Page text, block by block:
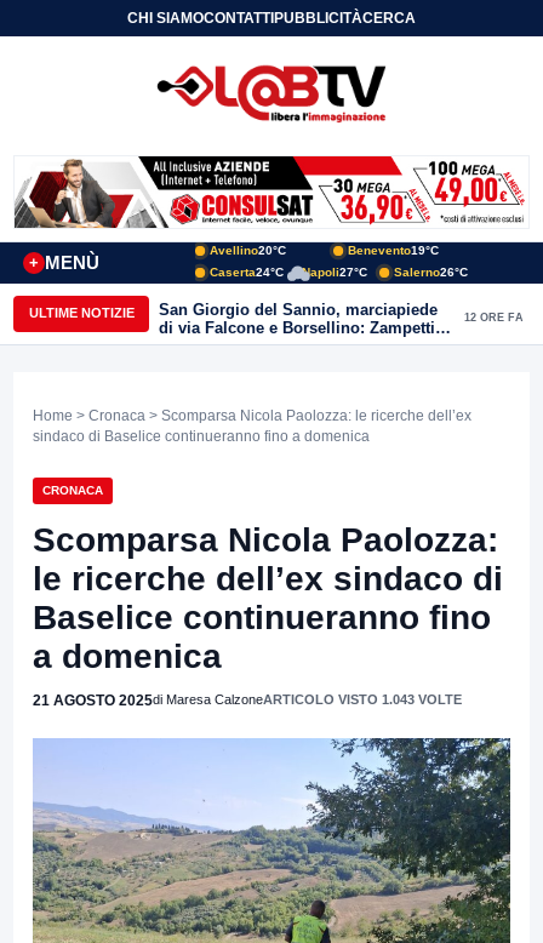
CHI SIAMOCONTATTIPUBBLICITÀCERCA
MENÙ
+
Avellino20°C Benevento19°C
Caserta24°C Napoli27°C Salerno26°C
ULTIME NOTIZIE
San Giorgio del Sannio, marciapiede
di via Falcone e Borsellino: Zampetti e
Lombardi replicano alle polemiche
12 ORE FA
Home > Cronaca > Scomparsa Nicola Paolozza: le ricerche dell’ex
sindaco di Baselice continueranno fino a domenica
CRONACA
Scomparsa Nicola Paolozza:
le ricerche dell’ex sindaco di
Baselice continueranno fino
a domenica
21 AGOSTO 2025di Maresa CalzoneARTICOLO VISTO 1.043 VOLTE